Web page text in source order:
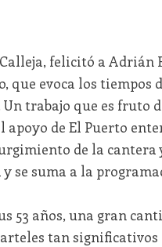
felicitó a Adrián
que evoca los tiempos
trabajo que es fruto
apoyo de El Puerto
de la cantera
se suma a la
53 años, una gran
tan